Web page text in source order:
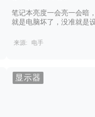
笔记本亮度一会亮一会暗
就是电脑坏了，没准就是
来源: 电手
显示器